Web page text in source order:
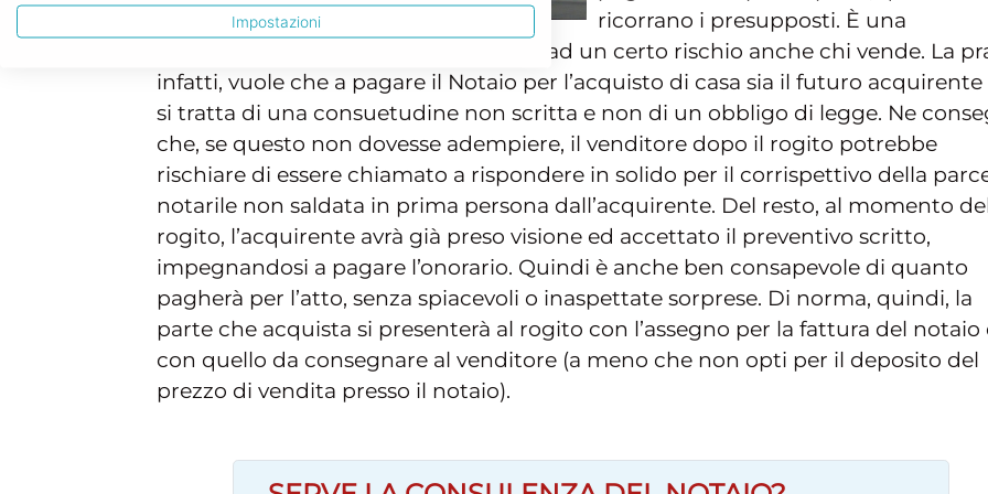
ricorrano i presupposti. È una
eventualità rara che, peraltro, espone ad un certo rischio anche chi vende. La
infatti, vuole che a pagare il Notaio per l’acquisto di casa sia il futuro acquirente
si tratta di una consuetudine non scritta e non di un obbligo di legge. Ne
che, se questo non dovesse adempiere, il venditore dopo il rogito potrebbe
rischiare di essere chiamato a rispondere in solido per il corrispettivo della
notarile non saldata in prima persona dall’acquirente. Del resto, al momento
rogito, l’acquirente avrà già preso visione ed accettato il preventivo scritto,
impegnandosi a pagare l’onorario. Quindi è anche ben consapevole di quanto
pagherà per l’atto, senza spiacevoli o inaspettate sorprese. Di norma, quindi, la
parte che acquista si presenterà al rogito con l’assegno per la fattura del notaio
con quello da consegnare al venditore (a meno che non opti per il deposito del
prezzo di vendita presso il notaio).
Impostazioni